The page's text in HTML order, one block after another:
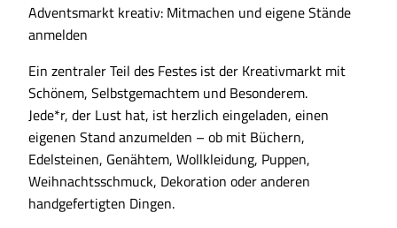
Adventsmarkt kreativ: Mitmachen und eigene Stände
anmelden
Ein zentraler Teil des Festes ist der Kreativmarkt mit
Schönem, Selbstgemachtem und Besonderem.
Jede*r, der Lust hat, ist herzlich eingeladen, einen
eigenen Stand anzumelden – ob mit Büchern,
Edelsteinen, Genähtem, Wollkleidung, Puppen,
Weihnachtsschmuck, Dekoration oder anderen
handgefertigten Dingen.